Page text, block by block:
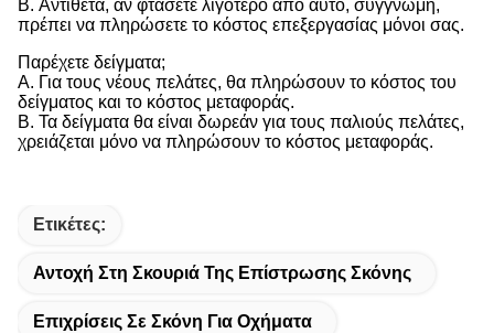
Β. Αντίθετα, αν φτάσετε λιγότερο από αυτό, συγγνώμη,
πρέπει να πληρώσετε το κόστος επεξεργασίας μόνοι σας.
Παρέχετε δείγματα;
Α. Για τους νέους πελάτες, θα πληρώσουν το κόστος του
δείγματος και το κόστος μεταφοράς.
Β. Τα δείγματα θα είναι δωρεάν για τους παλιούς πελάτες,
χρειάζεται μόνο να πληρώσουν το κόστος μεταφοράς.
Ετικέτες:
Αντοχή Στη Σκουριά Της Επίστρωσης Σκόνης
Επιχρίσεις Σε Σκόνη Για Οχήματα